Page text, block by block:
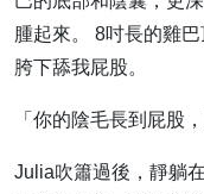
腫起來。 8吋長的雞
胯下舔我屁股。
「你的陰毛長到屁股
Julia吹簫過後，靜躺